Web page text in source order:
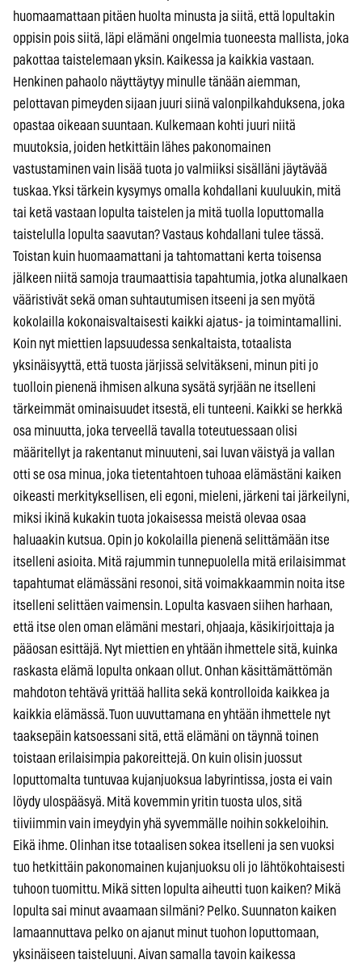
huomaamattaan pitäen huolta minusta ja siitä, että lopultakin
oppisin pois siitä, läpi elämäni ongelmia tuoneesta mallista, joka
pakottaa taistelemaan yksin. Kaikessa ja kaikkia vastaan.
Henkinen pahaolo näyttäytyy minulle tänään aiemman,
pelottavan pimeyden sijaan juuri siinä valonpilkahduksena, joka
opastaa oikeaan suuntaan. Kulkemaan kohti juuri niitä
muutoksia, joiden hetkittäin lähes pakonomainen
vastustaminen vain lisää tuota jo valmiiksi sisälläni jäytävää
tuskaa. Yksi tärkein kysymys omalla kohdallani kuuluukin, mitä
tai ketä vastaan lopulta taistelen ja mitä tuolla loputtomalla
taistelulla lopulta saavutan? Vastaus kohdallani tulee tässä.
Toistan kuin huomaamattani ja tahtomattani kerta toisensa
jälkeen niitä samoja traumaattisia tapahtumia, jotka alunalkaen
vääristivät sekä oman suhtautumisen itseeni ja sen myötä
kokolailla kokonaisvaltaisesti kaikki ajatus- ja toimintamallini.
Koin nyt miettien lapsuudessa senkaltaista, totaalista
yksinäisyyttä, että tuosta järjissä selvitäkseni, minun piti jo
tuolloin pienenä ihmisen alkuna sysätä syrjään ne itselleni
tärkeimmät ominaisuudet itsestä, eli tunteeni. Kaikki se herkkä
osa minuutta, joka terveellä tavalla toteutuessaan olisi
määritellyt ja rakentanut minuuteni, sai luvan väistyä ja vallan
otti se osa minua, joka tietentahtoen tuhoaa elämästäni kaiken
oikeasti merkityksellisen, eli egoni, mieleni, järkeni tai järkeilyni,
miksi ikinä kukakin tuota jokaisessa meistä olevaa osaa
haluaakin kutsua. Opin jo kokolailla pienenä selittämään itse
itselleni asioita. Mitä rajummin tunnepuolella mitä erilaisimmat
tapahtumat elämässäni resonoi, sitä voimakkaammin noita itse
itselleni selittäen vaimensin. Lopulta kasvaen siihen harhaan,
että itse olen oman elämäni mestari, ohjaaja, käsikirjoittaja ja
pääosan esittäjä. Nyt miettien en yhtään ihmettele sitä, kuinka
raskasta elämä lopulta onkaan ollut. Onhan käsittämättömän
mahdoton tehtävä yrittää hallita sekä kontrolloida kaikkea ja
kaikkia elämässä. Tuon uuvuttamana en yhtään ihmettele nyt
taaksepäin katsoessani sitä, että elämäni on täynnä toinen
toistaan erilaisimpia pakoreittejä. On kuin olisin juossut
loputtomalta tuntuvaa kujanjuoksua labyrintissa, josta ei vain
löydy ulospääsyä. Mitä kovemmin yritin tuosta ulos, sitä
tiiviimmin vain imeydyin yhä syvemmälle noihin sokkeloihin.
Eikä ihme. Olinhan itse totaalisen sokea itselleni ja sen vuoksi
tuo hetkittäin pakonomainen kujanjuoksu oli jo lähtökohtaisesti
tuhoon tuomittu. Mikä sitten lopulta aiheutti tuon kaiken? Mikä
lopulta sai minut avaamaan silmäni? Pelko. Suunnaton kaiken
lamaannuttava pelko on ajanut minut tuohon loputtomaan,
yksinäiseen taisteluuni. Aivan samalla tavoin kaikessa